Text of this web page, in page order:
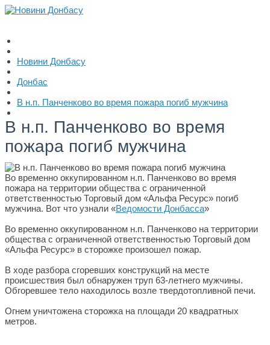
Новини Донбасу
Донбас
В н.п. Панченково во время пожара погиб мужчина
В н.п. Панченково во время
пожара погиб мужчина
Во временно оккупированном н.п. Панченково во время
пожара на территории общества с ограниченной
ответственностью Торговый дом «Альфа Ресурс» погиб
мужчина. Вот что узнали «Ведомости Донбасса»
Во временно оккупированном н.п. Панченково на территории
общества с ограниченной ответственностью Торговый дом
«Альфа Ресурс» в сторожке произошел пожар.
В ходе разбора сгоревших конструкций на месте
происшествия был обнаружен труп 63-летнего мужчины.
Обгоревшее тело находилось возле твердотопливной печи.
Огнем уничтожена сторожка на площади 20 квадратных
метров.